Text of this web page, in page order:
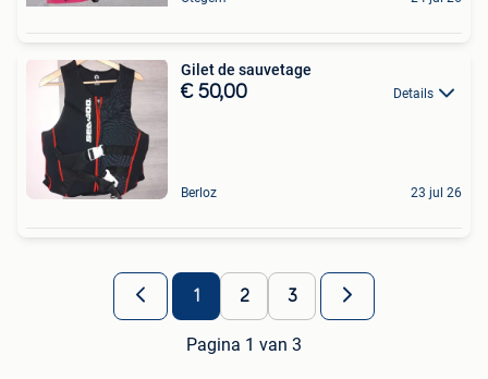
Gilet de sauvetage
€ 50,00 Details
Berloz 23 jul 26
1 2 3
Pagina 1 van 3